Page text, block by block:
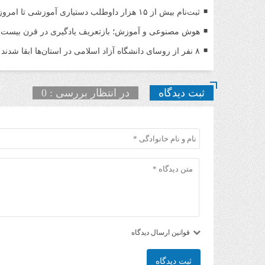
ثبت‌نام بیش از ۱۵ هزار داوطلب دستیاری آموزشی تا امروز/ مهلت ثبت نام تمدید شد
هوش مصنوعی و آموزش؛ بازتعریف یادگیری در قرن
۸ نفر از روسای دانشگاه آزاد اسلامی در استان‌ها ابقا شدند
ثبت دیدگاه در انتظار بررسی : 0
قوانین ارسال دیدگاه
ثبت دیدگاه